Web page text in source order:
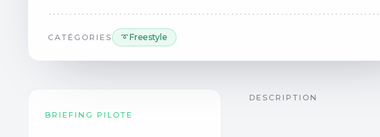
CATÉGORIES ➰ Freestyle
BRIEFING PILOTE
DESCRIPTION